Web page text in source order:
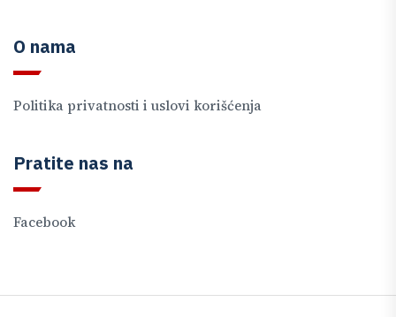
O nama
Politika privatnosti i uslovi korišćenja
Pratite nas na
Facebook